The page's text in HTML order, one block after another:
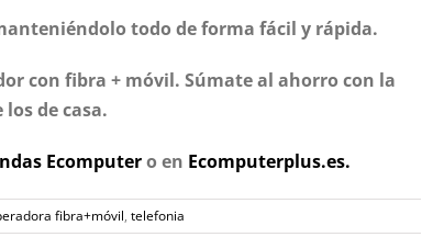
todo de forma fácil y rápida.
con fibra + móvil. Súmate al ahorro con la
de casa.
Ecomputero en Ecomputerplus.es.
fibra+móvil, telefonia